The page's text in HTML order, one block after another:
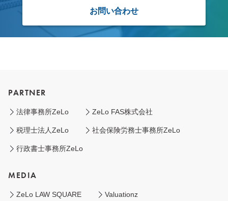
お問い合わせ
PARTNER
法律事務所ZeLo ZeLo FAS株式会社
税理士法人ZeLo 社会保険労務士事務所ZeLo
行政書士事務所ZeLo
MEDIA
ZeLo LAW SQUARE Valuationz